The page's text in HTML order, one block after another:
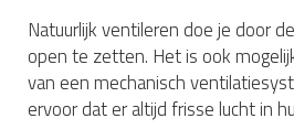
Natuurlijk ventileren doe je door
open te zetten. Het is ook
van een mechanisch
ervoor dat er altijd frisse lucht in